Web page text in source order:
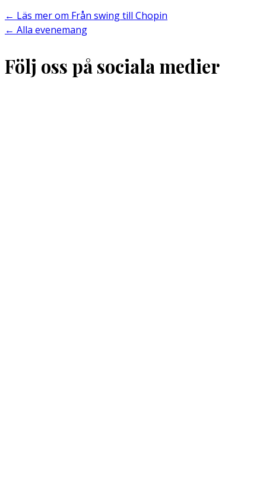
← Läs mer om Från swing till Chopin
← Alla evenemang
Följ oss på sociala medier